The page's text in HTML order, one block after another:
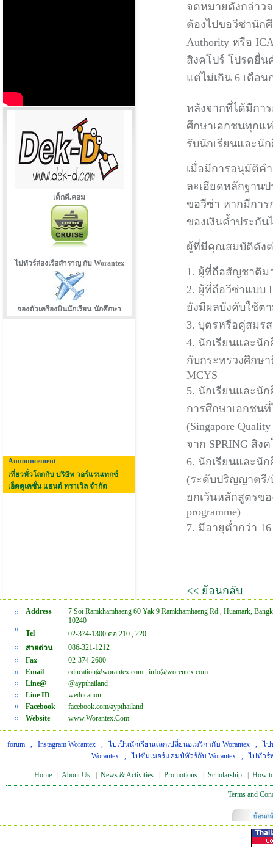
เด็กดี.คอม
ไปทัวร์ล่องเรือสำราญ กับ Worantex
จองตัวเครืองบินนักเรียน-นักศึกษา
Announcement
เที่ยวทั่วโลกกับ บริษัท วอร์แรนเทกซ์
เอ็ดดูเคชั่น แอนด์ ทราเวิล จำกัด
จดหมายดังกล่าว
ต้องไปขอวีซ่านักศึ
Authority หรือ
สิงคโปร์ โปรดยื่น
แต่ไม่เกิน 6 เดือ
หลังจากที่ได้มีกา
ศึกษาเอกชนทุกแ
รับนักเรียนและนั
เมื่อมีการอนุมัติค
ละเอียดหลักฐานป
ขอวีซ่า หากมีการ
ของเงินค้ำประกั
ผู้ที่มีคุณสมบัติดังต่
1. ผู้ที่ถือสัญชาติม
2. ผู้ที่ถือวีซ่าแบบ
ยังมีผลบังคับใช้ต
3. บุตรหรือคู่สมร
4. นักเรียนและนั
กับกระทรวงศึกษา
MCYS
5. นักเรียนและนั
การศึกษาเอกชน
(Singapore
จาก SPRING สิง
6. นักเรียนและนั
(ระดับปริญญาตรี
ยกเว้นหลักสูตรขอ
programme)
7. มีอายุต่ำกว่า
<< ย้อนกลับ
Address
7 Soi Ramkhamhaeng 60 Yak 9 Ramkhamhaeng Rd., Huamark,
10240
Tel
02-374-1300 ต่อ 210 , 220
สายด่วน
086-321-1212
Fax
02-374-2600
Email
education@worantex.com , info@worentex.com
Line@
@aypthailand
Line ID
weducation
Facebook
facebook.com/aypthailand
Website
www.Worantex.Com
forum , Instagram Worantex , ไปเป็นนักเรียนแลกเปลี่ยนอเมริกากับ Worantex , ไป
Worantex, ไปซัมเมอร์แคมป์ทัวร์กับ Worantex, ไปทัวร์
Home About Us News & Activities Promotions Scholarship How
Terms and